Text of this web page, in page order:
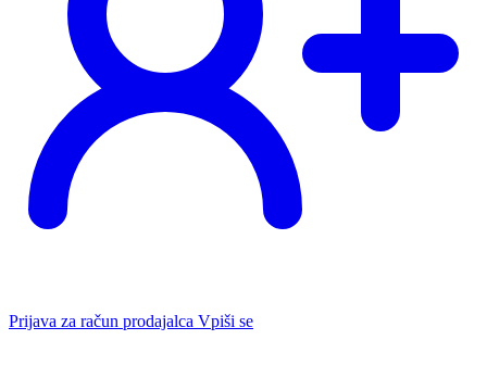
Prijava za račun prodajalca Vpiši se